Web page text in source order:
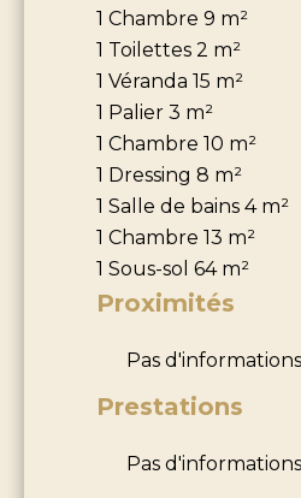
1 Chambre 9 m²
1 Toilettes 2 m²
1 Véranda 15 m²
1 Palier 3 m²
1 Chambre 10 m²
1 Dressing 8 m²
1 Salle de bains 4 m²
1 Chambre 13 m²
1 Sous-sol 64 m²
Proximités
Pas
Prestations
Pas